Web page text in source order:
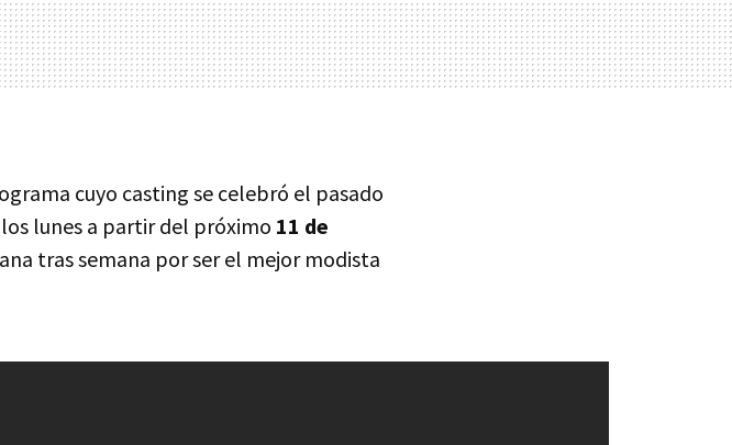
cuyo casting se celebró el pasado
lunes a partir del próximo 11 de
tras semana por ser el mejor modista